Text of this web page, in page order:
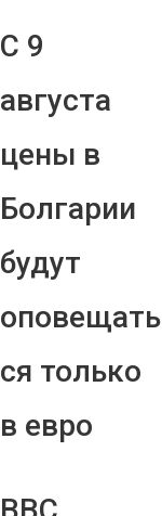
С 9
августа
цены в
Болгарии
будут
оповещать
ся только
в евро